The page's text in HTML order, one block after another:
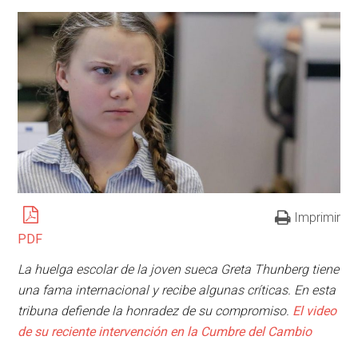
PDF
Imprimir
La huelga escolar de la joven sueca Greta Thunberg tiene
una fama internacional y recibe algunas críticas. En esta
tribuna defiende la honradez de su compromiso. El video
de su reciente intervención en la Cumbre del Cambio